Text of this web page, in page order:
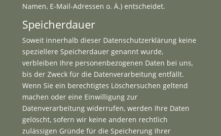
Namen, E-Mail-Adressen o. Ä.) entscheidet.
Speicherdauer
Soweit innerhalb dieser Datenschutzerklärung keine
speziellere Speicherdauer genannt wurde,
verbleiben Ihre personenbezogenen Daten bei uns,
bis der Zweck für die Datenverarbeitung entfällt.
Wenn Sie ein berechtigtes Löschersuchen geltend
machen oder eine Einwilligung zur
Datenverarbeitung widerrufen, werden Ihre Daten
gelöscht, sofern wir keine anderen rechtlich
zulässigen Gründe für die Speicherung Ihrer